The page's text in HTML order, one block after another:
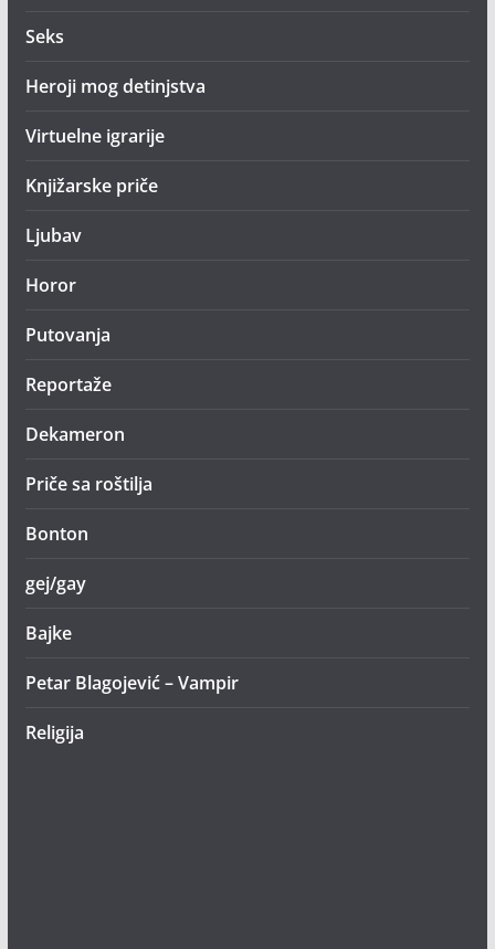
Seks
Heroji mog detinjstva
Virtuelne igrarije
Knjižarske priče
Ljubav
Horor
Putovanja
Reportaže
Dekameron
Priče sa roštilja
Bonton
gej/gay
Bajke
Petar Blagojević – Vampir
Religija